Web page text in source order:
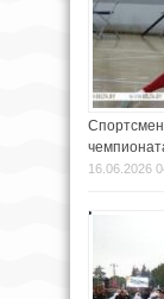
16.06.2026